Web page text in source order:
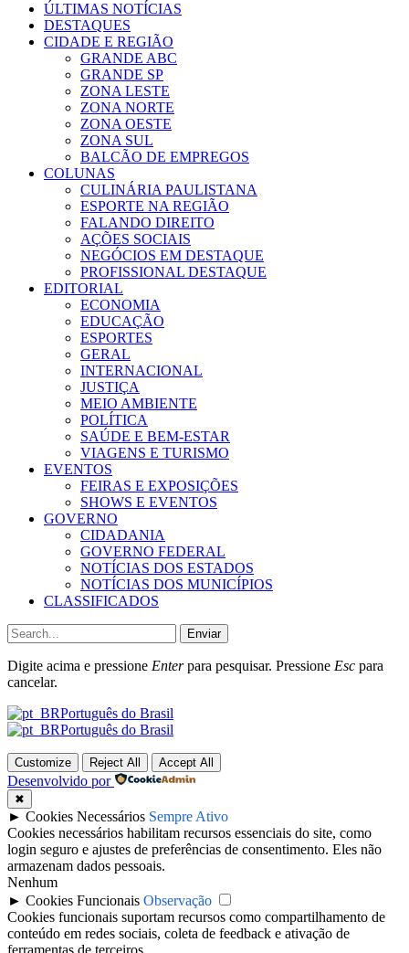
ÚLTIMAS NOTÍCIAS
DESTAQUES
CIDADE E REGIÃO
GRANDE ABC
GRANDE SP
ZONA LESTE
ZONA NORTE
ZONA OESTE
ZONA SUL
BALCÃO DE EMPREGOS
COLUNAS
CULINÁRIA PAULISTANA
ESPORTE NA REGIÃO
FALANDO DIREITO
AÇÕES SOCIAIS
NEGÓCIOS EM DESTAQUE
PROFISSIONAL DESTAQUE
EDITORIAL
ECONOMIA
EDUCAÇÃO
ESPORTES
GERAL
INTERNACIONAL
JUSTIÇA
MEIO AMBIENTE
POLÍTICA
SAÚDE E BEM-ESTAR
VIAGENS E TURISMO
EVENTOS
FEIRAS E EXPOSIÇÕES
SHOWS E EVENTOS
GOVERNO
CIDADANIA
GOVERNO FEDERAL
NOTÍCIAS DOS ESTADOS
NOTÍCIAS DOS MUNICÍPIOS
CLASSIFICADOS
Enviar
Digite acima e pressione Enterpara pesquisar. Pressione Esc para
cancelar.
Português do Brasil
Português do Brasil
Customize Reject All Accept All
Desenvolvido por
✖
► Cookies Necessários Sempre Ativo
Cookies necessários habilitam recursos essenciais do site, como
login seguro e ajustes de preferências de consentimento. Eles não
armazenam dados pessoais.
Nenhum
► Cookies Funcionais Observação
Cookies funcionais suportam recursos como compartilhamento de
conteúdo em redes sociais, coleta de feedback e ativação de